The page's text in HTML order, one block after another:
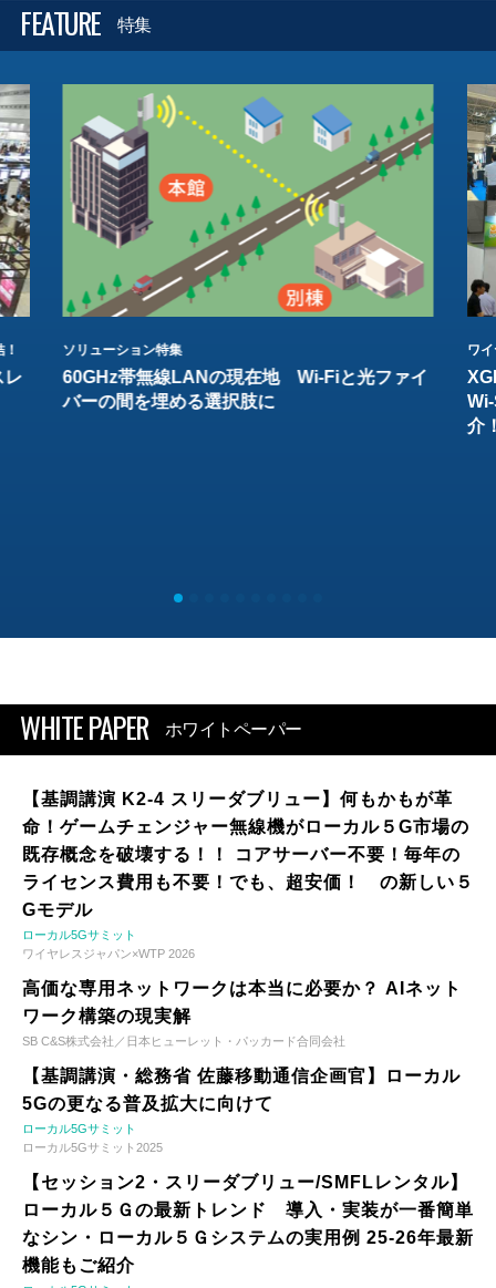
FEATURE 特集
レ
ソリューション特集
60GHz帯無線LANの現在地 Wi-Fiと光ファイ
バーの間を埋める選択肢に
ワ
介
WHITE PAPER ホワイトペーパー
【基調講演 K2-4 スリーダブリュー】何もかもが革
命！ゲームチェンジャー無線機がローカル５G市場の
既存概念を破壊する！！ コアサーバー不要！毎年の
ライセンス費用も不要！でも、超安価！ の新しい５
Gモデル
ローカル5Gサミット
ワイヤレスジャパン×WTP 2026
高価な専用ネットワークは本当に必要か？ AIネット
ワーク構築の現実解
SB C&S株式会社／日本ヒューレット・パッカード合同会社
【基調講演・総務省 佐藤移動通信企画官】ローカル
5Gの更なる普及拡大に向けて
ローカル5Gサミット
ローカル5Gサミット2025
【セッション2・スリーダブリュー/SMFLレンタル】
ローカル５Ｇの最新トレンド 導入・実装が一番簡単
なシン・ローカル５Ｇシステムの実用例 25-26年最新
機能もご紹介